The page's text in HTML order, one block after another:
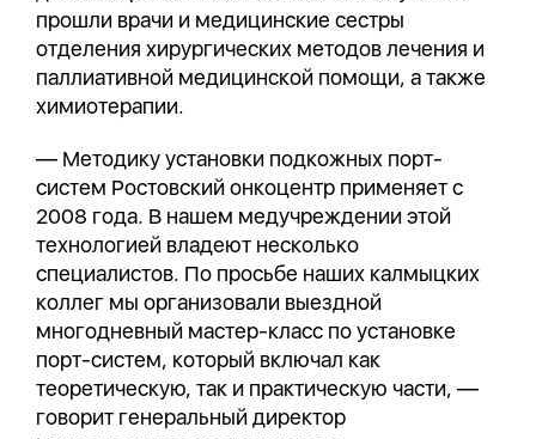
прошли врачи и медицинские сестры
отделения хирургических методов лечения и
паллиативной медицинской помощи, а также
химиотерапии.
— Методику установки подкожных порт-
систем Ростовский онкоцентр применяет с
2008 года. В нашем медучреждении этой
технологией владеют несколько
специалистов. По просьбе наших калмыцких
коллег мы организовали выездной
многодневный мастер-класс по установке
порт-систем, который включал как
теоретическую, так и практическую части, —
говорит генеральный директор